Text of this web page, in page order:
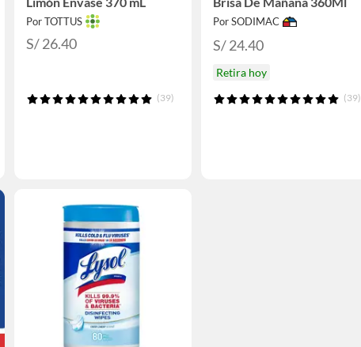
Por TOTTUS
S/ 26.40
(39)
Por SODIMAC
S/ 24.40
Retira hoy
(39)